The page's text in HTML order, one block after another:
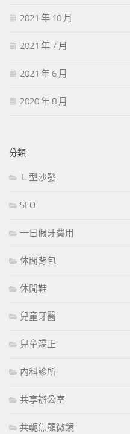
2021 年 10 月
2021 年 7 月
2021 年 6 月
2020 年 8 月
分類
Ｌ型沙發
SEO
一日假牙費用
休閒背包
休閒鞋
兒童牙醫
兒童矯正
內科診所
共享辦公室
共軛焦顯微鏡